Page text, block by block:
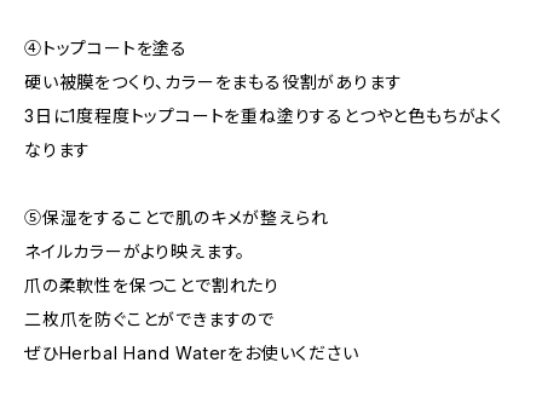
④トップコートを塗る
硬い被膜をつくり、カラーをまもる役割があります
3日に1度程度トップコートを重ね塗りするとつやと色もちがよく
なります
⑤保湿をすることで肌のキメが整えられ
ネイルカラーがより映えます。
爪の柔軟性を保つことで割れたり
二枚爪を防ぐことができますので
ぜひHerbal Hand Waterをお使いください